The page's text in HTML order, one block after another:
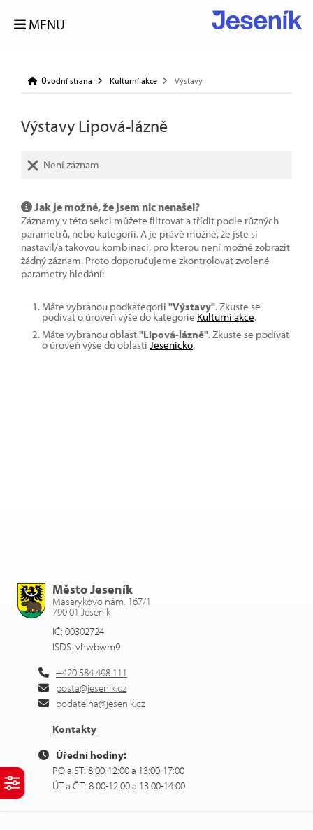
MENU
Úvodní strana Kulturní akce Výstavy
Výstavy Lipová-lázně
Není záznam
Jak je možné, že jsem nic nenašel?
Záznamy v této sekci můžete filtrovat a třídit podle různých
parametrů, nebo kategorií. A je právě možné, že jste si
nastavil/a takovou kombinaci, pro kterou není možné zobrazit
žádný záznam. Proto doporučujeme zkontrolovat zvolené
parametry hledání:
Máte vybranou podkategorii "Výstavy". Zkuste se
podívat o úroveň výše do kategorie Kulturní akce.
Máte vybranou oblast"Lipová-lázně". Zkuste se podívat
o úroveň výše do oblasti Jesenicko.
Město Jeseník
Masarykovo nám. 167/1
790 01 Jeseník
IČ: 00302724
ISDS: vhwbwm9
+420 584 498 111
posta@jesenik.cz
podatelna@jesenik.cz
Kontakty
Úřední hodiny:
PO a ST: 8:00-12:00 a 13:00-17:00
ÚT a ČT: 8:00-12:00 a 13:00-14:00